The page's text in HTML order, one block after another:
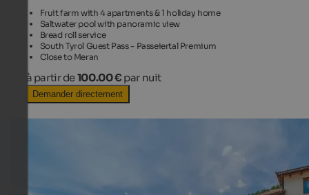
Fruit farm with 4 apartments & 1 holiday home
Saltwater pool with panoramic view
Bread roll service
South Tyrol Guest Pass - Passeiertal Premium
Close to Meran
à partir de100.00 € par nuit
Demander directement